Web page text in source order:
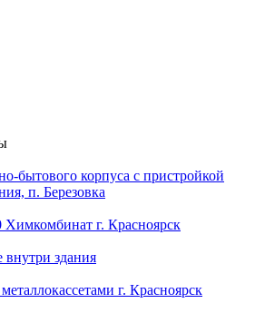
бытового корпуса с пристройкой
п. Березовка
Химкомбинат г. Красноярск
здания
г. Красноярск